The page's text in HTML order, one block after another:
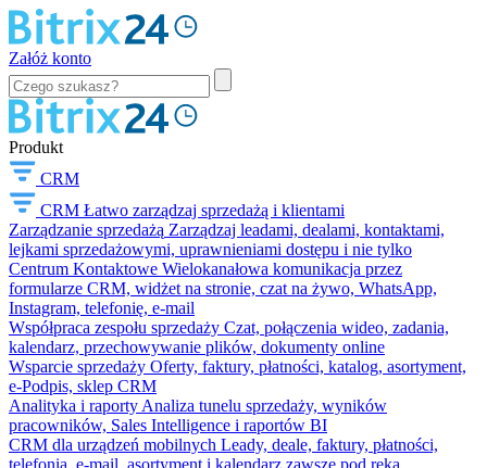
Załóż konto
Produkt
CRM
CRM Łatwo zarządzaj sprzedażą i klientami
Zarządzanie sprzedażą Zarządzaj leadami, dealami, kontaktami,
lejkami sprzedażowymi, uprawnieniami dostępu i nie tylko
Centrum Kontaktowe Wielokanałowa komunikacja przez
formularze CRM, widżet na stronie, czat na żywo, WhatsApp,
Instagram, telefonię, e-mail
Współpraca zespołu sprzedaży Czat, połączenia wideo, zadania,
kalendarz, przechowywanie plików, dokumenty online
Wsparcie sprzedaży Oferty, faktury, płatności, katalog, asortyment,
e-Podpis, sklep CRM
Analityka i raporty Analiza tunelu sprzedaży, wyników
pracowników, Sales Intelligence i raportów BI
CRM dla urządzeń mobilnych Leady, deale, faktury, płatności,
telefonia, e-mail, asortyment i kalendarz zawsze pod ręką